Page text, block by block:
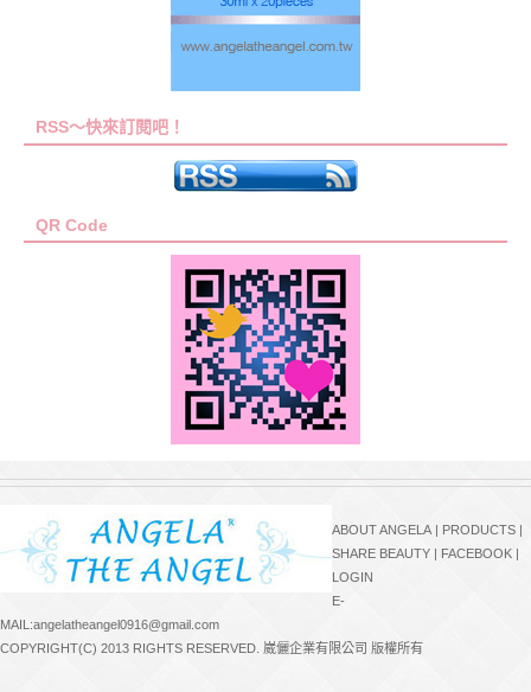
RSS～快來訂閱吧！
QR Code
ABOUT ANGELA | PRODUCTS |
SHARE BEAUTY | FACEBOOK |
LOGIN
E-
MAIL:angelatheangel0916@gmail.com
COPYRIGHT(C) 2013 RIGHTS RESERVED. 崴儷企業有限公司 版權所有